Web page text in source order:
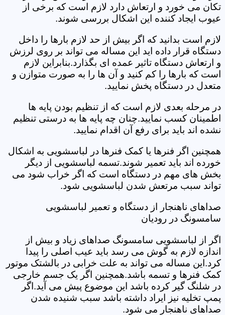
تکان می خورد و ارتعاش دارد لازم است که برخی از
عیوب ایجاد کننده این اشکال بررسی شوند.
لازم است بدانید که اگر بیش از حد لازم بارها را داخل
دستگاه قرار داده اید این مساله می تواند بر روی لرزش
و ارتعاش دستگاه تاثیر عمده ای بگذارد.بنابراین لازم
است که بارها را کم کنید و آن ها را به صورت متوازن و
متعدل در دستگاه پخش نمایید.
در مرحله بعدی لازم است که از تنظیم بودن پایه ها
اطمینان کسب نمایید.چنان چه پایه ها به درستی تنظیم
نشده اند باید برای رفع آن اقدام نمایید.
همچنین اگر فنرها یا کمک فنرها در لباسشویی به اشکال
خورده اند باید تعمیر شوند.تسمه لباسشویی از دیگر
بخش های مهم در دستگاه است که اگر خراب شود می
تواند سبب مرتعش شدن لباسشویی شود.
صداهای ناهنجار از دستگاه و تعمیر لباسشویی
سامسونگ در رودیان
اگر از لباسشویی سامسونگ صداهای زیاد و بیش از
اندازه لازم به گوش می رسد باید عیب اصلی را پیدا
کرد.این مساله می تواند به علت خرابی در بالشتک موتور
کمک فنرها و تسمه باشد.همچنین اگر یک جسم خارجی
در شلنگ گیر کرده باشد این موضوع پیش می آید.اگر
پمپ تخلیه نیز ایراد داشته باشد سبب شنیده شدن
صداهای ناهنجار می شود.